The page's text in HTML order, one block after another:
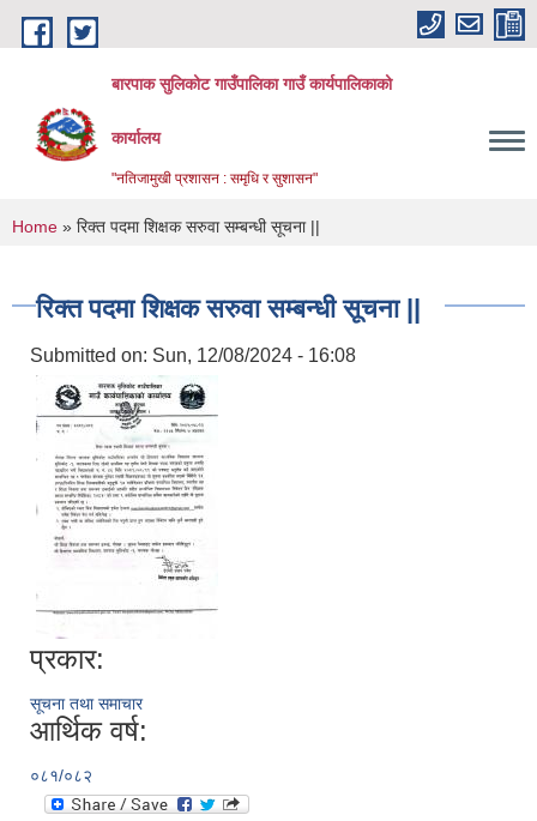
Skip to main content
बारपाक सुलिकोट गाउँपालिका गाउँ कार्यपालिकाको
कार्यालय
"नतिजामुखी प्रशासन : समृधि र सुशासन"
You are here
Home » रिक्त पदमा शिक्षक सरुवा सम्बन्धी सूचना ||
रिक्त पदमा शिक्षक सरुवा सम्बन्धी सूचना ||
Submitted on: Sun, 12/08/2024 - 16:08
प्रकार:
सूचना तथा समाचार
आर्थिक वर्ष:
०८१/०८२